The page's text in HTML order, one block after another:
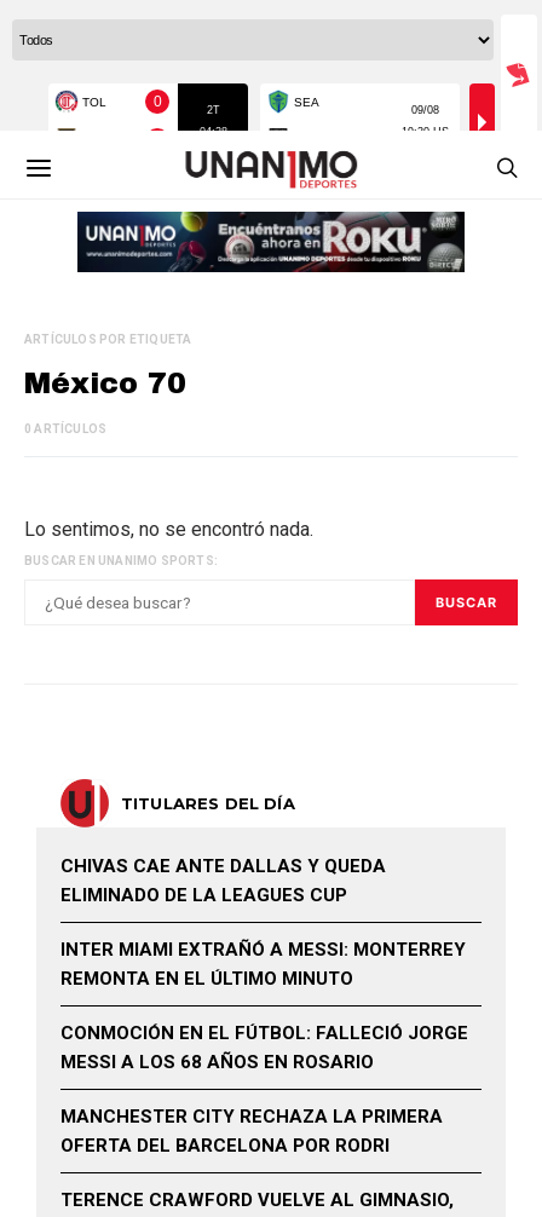
ARTÍCULOS POR ETIQUETA
México 70
0 ARTÍCULOS
Lo sentimos, no se encontró nada.
BUSCAR EN UNANIMO SPORTS:
BUSCAR
TITULARES DEL DÍA
CHIVAS CAE ANTE DALLAS Y QUEDA
ELIMINADO DE LA LEAGUES CUP
INTER MIAMI EXTRAÑÓ A MESSI: MONTERREY
REMONTA EN EL ÚLTIMO MINUTO
CONMOCIÓN EN EL FÚTBOL: FALLECIÓ JORGE
MESSI A LOS 68 AÑOS EN ROSARIO
MANCHESTER CITY RECHAZA LA PRIMERA
OFERTA DEL BARCELONA POR RODRI
TERENCE CRAWFORD VUELVE AL GIMNASIO,